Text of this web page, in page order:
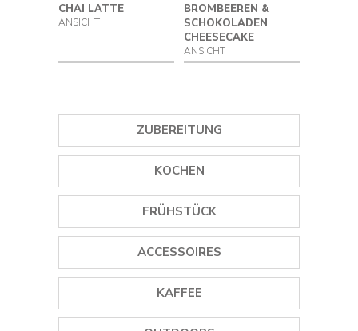
Produkt
Alles
zurücksetzen
Eismaschinen & Joghurt Zubereiter
Kaffee & Tee
CHAI LATTE
ANSICHT
BROMBEEREN &
SCHOKOLADEN
CHEESECAKE
ANSICHT
ZUBEREITUNG
EISMASCHINEN
STABMIXER
MINI STANDMIXER
STANDMIXER
SMOOTHIE MAKER
KOCHEN
GRILLS
PLANCHA GRILLS
DAMPFGARER
REISKOCHER
FRÜHSTÜCK
TOASTER
SAFTPRESSEN
ACCESSOIRES
GEWÜRZMÜHLEN
KAFFEE